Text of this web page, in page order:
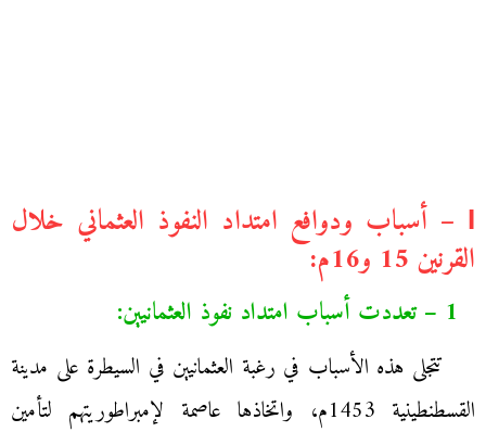
І – أسباب ودوافع امتداد النفوذ العثماني خلال
القرنين 15 و16م:
1 – تعددت أسباب امتداد نفوذ العثمانيين:
تتجلى هذه الأسباب في رغبة العثمانيين في السيطرة على مدينة
القسطنطينية 1453م، واتخاذها عاصمة لإمبراطوريتهم لتأمين